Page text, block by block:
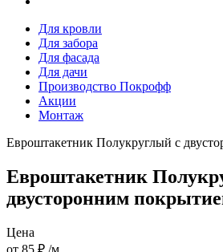
Для кровли
Для забора
Для фасада
Для дачи
Производство Покрофф
Акции
Монтаж
Евроштакетник Полукруглый с
Евроштакетник
двусторонним
Цена
от 85 ₽ /м